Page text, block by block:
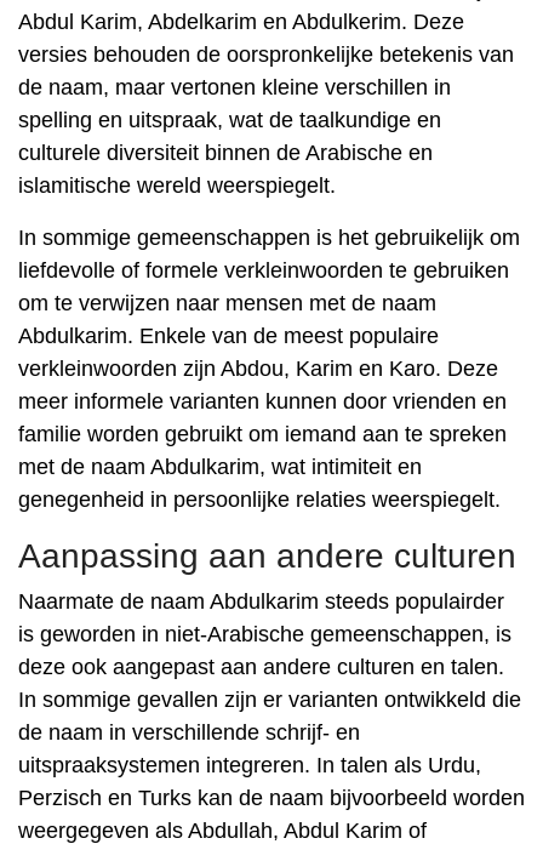
Abdul Karim, Abdelkarim en Abdulkerim. Deze
versies behouden de oorspronkelijke betekenis van
de naam, maar vertonen kleine verschillen in
spelling en uitspraak, wat de taalkundige en
culturele diversiteit binnen de Arabische en
islamitische wereld weerspiegelt.
In sommige gemeenschappen is het gebruikelijk om
liefdevolle of formele verkleinwoorden te gebruiken
om te verwijzen naar mensen met de naam
Abdulkarim. Enkele van de meest populaire
verkleinwoorden zijn Abdou, Karim en Karo. Deze
meer informele varianten kunnen door vrienden en
familie worden gebruikt om iemand aan te spreken
met de naam Abdulkarim, wat intimiteit en
genegenheid in persoonlijke relaties weerspiegelt.
Aanpassing aan andere culturen
Naarmate de naam Abdulkarim steeds populairder
is geworden in niet-Arabische gemeenschappen, is
deze ook aangepast aan andere culturen en talen.
In sommige gevallen zijn er varianten ontwikkeld die
de naam in verschillende schrijf- en
uitspraaksystemen integreren. In talen als Urdu,
Perzisch en Turks kan de naam bijvoorbeeld worden
weergegeven als Abdullah, Abdul Karim of